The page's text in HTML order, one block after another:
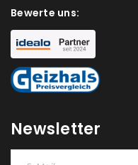
Bewerte uns:
Newsletter